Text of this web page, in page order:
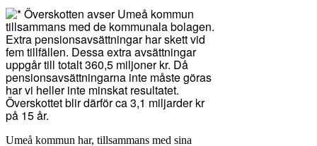
Umeå kommun har, tillsammans med sina